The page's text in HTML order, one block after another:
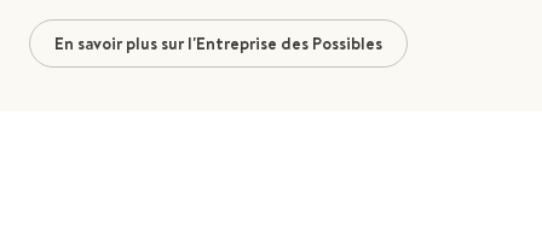
En savoir plus sur l'Entreprise des Possibles